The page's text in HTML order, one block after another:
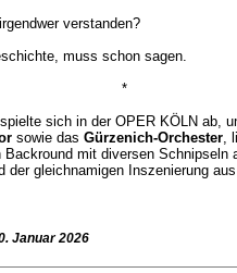
verstanden?
muss schon sagen.
*
sich in der OPER KÖLN ab,
sowie das Gürzenich-Orchester,
mit diversen Schnipseln
der gleichnamigen Inszenierung
Januar 2026